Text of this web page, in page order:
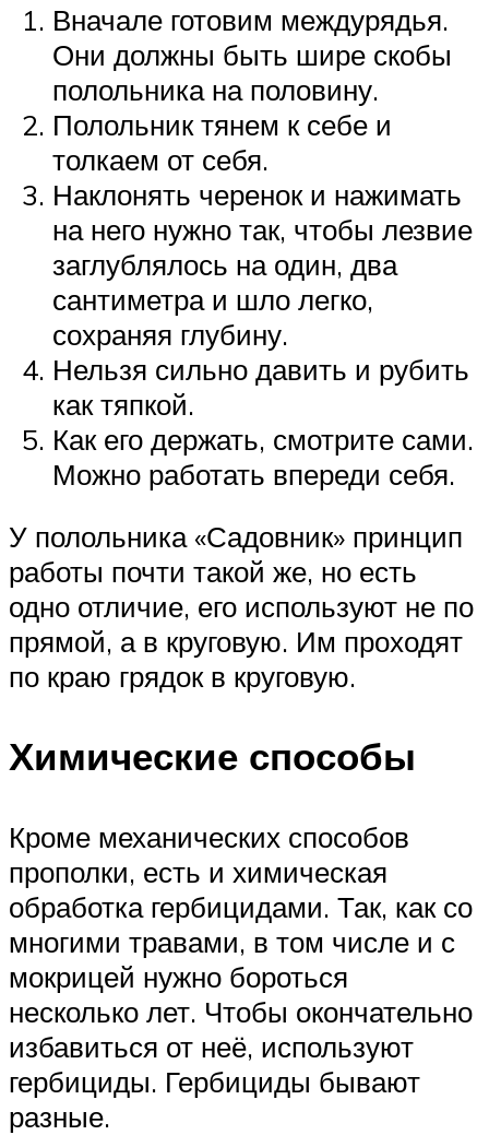
Вначале готовим междурядья.
Они должны быть шире скобы
полольника на половину.
Полольник тянем к себе и
толкаем от себя.
Наклонять черенок и нажимать
на него нужно так, чтобы лезвие
заглублялось на один, два
сантиметра и шло легко,
сохраняя глубину.
Нельзя сильно давить и рубить
как тяпкой.
Как его держать, смотрите сами.
Можно работать впереди себя.
У полольника «Садовник» принцип
работы почти такой же, но есть
одно отличие, его используют не по
прямой, а в круговую. Им проходят
по краю грядок в круговую.
Химические способы
Кроме механических способов
прополки, есть и химическая
обработка гербицидами. Так, как со
многими травами, в том числе и с
мокрицей нужно бороться
несколько лет. Чтобы окончательно
избавиться от неё, используют
гербициды. Гербициды бывают
разные.